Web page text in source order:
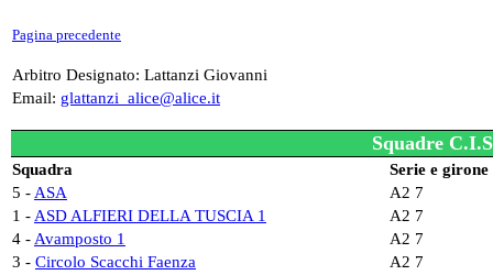
Pagina precedente
Arbitro Designato: Lattanzi Giovanni
Email: glattanzi_alice@alice.it
Squadre
Squadra
Serie e girone
5 - ASA
A2 7
1 - ASD ALFIERI DELLA TUSCIA 1
A2 7
4 - Avamposto 1
A2 7
3 - Circolo Scacchi Faenza
A2 7